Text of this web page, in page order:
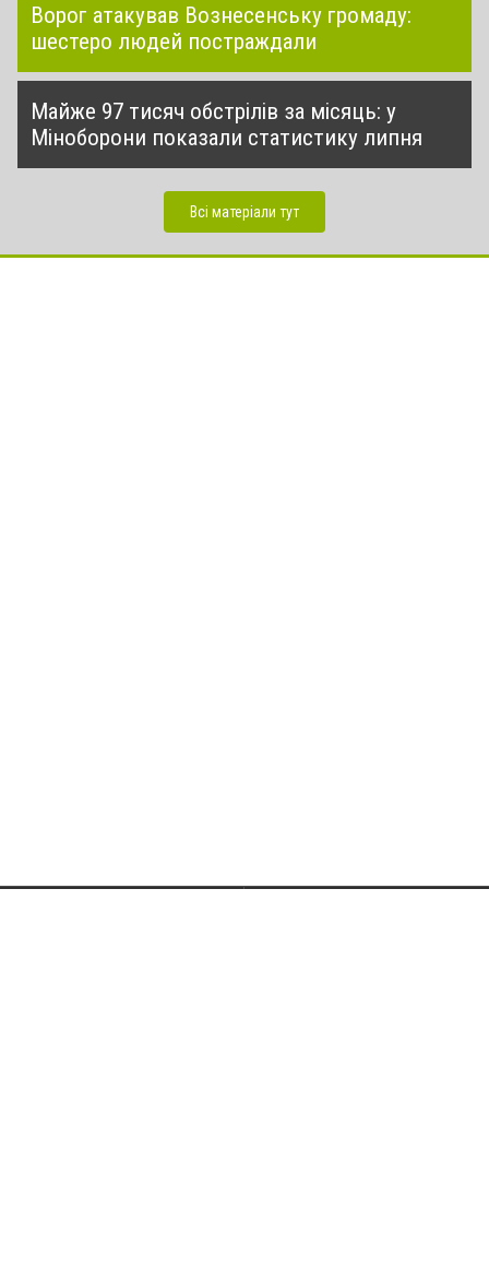
Ворог атакував Вознесенську громаду:
шестеро людей постраждали
Майже 97 тисяч обстрілів за місяць: у
Міноборони показали статистику липня
Всі матеріали тут